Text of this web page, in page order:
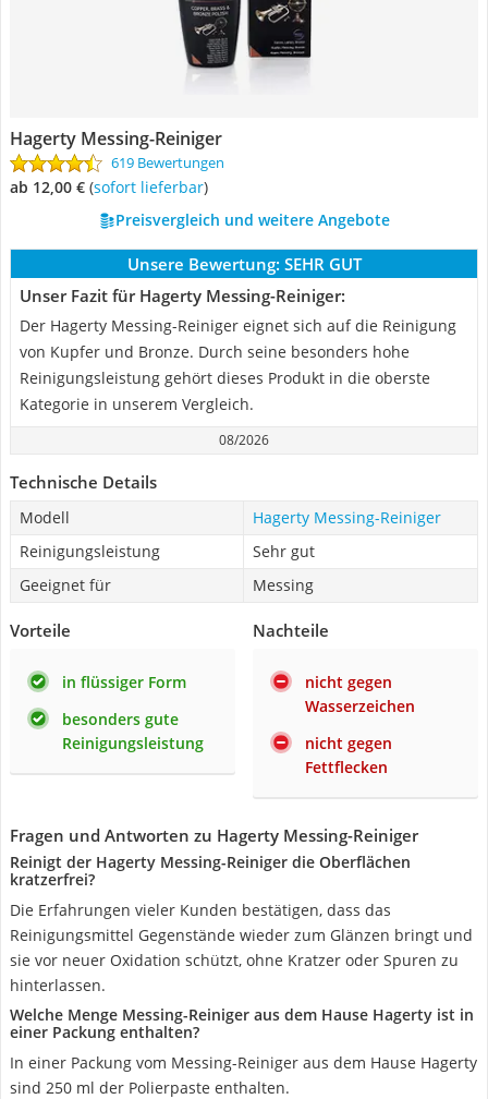
Hagerty Messing-Reiniger
619 Bewertungen
ab 12,00 € ( Sofort lieferbar)
Preisvergleich und weitere Angebote
Unsere Bewertung: SEHR GUT
Unser Fazit für Hagerty Messing-Reiniger:
Der Hagerty Messing-Reiniger eignet sich auf die Reinigung
von Kupfer und Bronze. Durch seine besonders hohe
Reinigungsleistung gehört dieses Produkt in die oberste
Kategorie in unserem Vergleich.
08/2026
Technische Details
Modell
Hagerty Messing-Reiniger
Reinigungsleistung
Sehr gut
Geeignet für
Messing
Vorteile
in flüssiger Form
besonders gute
Reinigungsleistung
Nachteile
nicht gegen
Wasserzeichen
nicht gegen
Fettflecken
Fragen und Antworten zu Hagerty Messing-Reiniger
Reinigt der Hagerty Messing-Reiniger die Oberflächen
kratzerfrei?
Die Erfahrungen vieler Kunden bestätigen, dass das
Reinigungsmittel Gegenstände wieder zum Glänzen bringt und
sie vor neuer Oxidation schützt, ohne Kratzer oder Spuren zu
hinterlassen.
Welche Menge Messing-Reiniger aus dem Hause Hagerty ist in
einer Packung enthalten?
In einer Packung vom Messing-Reiniger aus dem Hause Hagerty
sind 250 ml der Polierpaste enthalten.